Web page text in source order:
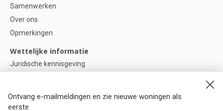
Ontvang e-mailmeldingen en zie nieuwe woningen als
eerste
Samenwerken
Over ons
Opmerkingen
Wettelijke informatie
Juridische kennisgeving
Cookie instellingen